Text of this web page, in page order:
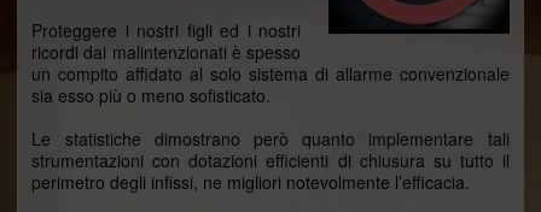
Proteggere i nostri figli ed i nostri
ricordi dai malintenzionati è spesso
un compito affidato al solo sistema di allarme convenzionale
sia esso più o meno sofisticato.
Le statistiche dimostrano però quanto implementare tali
strumentazioni con dotazioni efficienti di chiusura su tutto il
perimetro degli infissi, ne migliori notevolmente l’efficacia.